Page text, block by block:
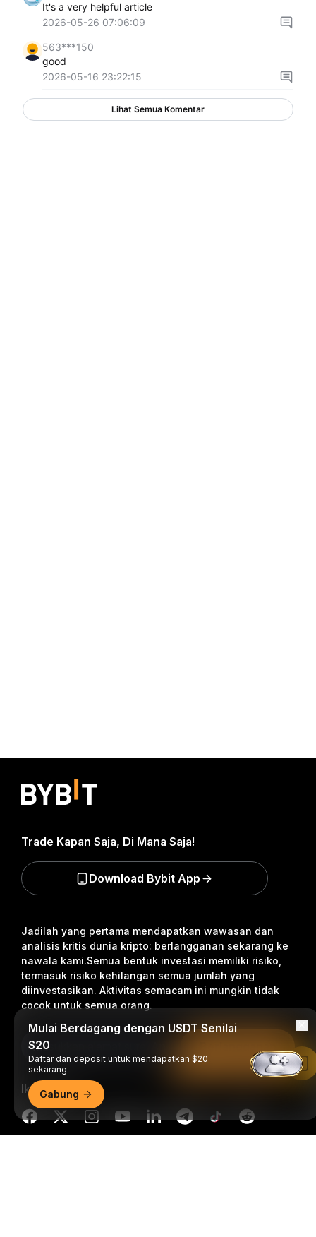
It's a very helpful article
2026-05-26 07:06:09
563***150
good
2026-05-16 23:22:15
Lihat Semua Komentar
Jadilah yang pertama mendapatkan wawasan dan
analisis kritis dunia kripto: berlangganan sekarang ke
nawala kami.Semua bentuk investasi memiliki risiko,
termasuk risiko kehilangan semua jumlah yang
diinvestasikan. Aktivitas semacam ini mungkin tidak
cocok untuk semua orang.
Ikuti Kami
Trade Kapan Saja, Di Mana Saja!
Download Bybit App
Mulai Berdagang dengan USDT Senilai
$20
Daftar dan deposit untuk mendapatkan $20
sekarang
Gabung
Baca di Aplikasi Bybit